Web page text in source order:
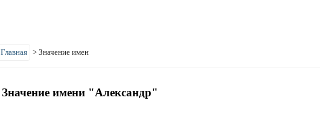
Главная > Значение имен
Значение имени "Александр"